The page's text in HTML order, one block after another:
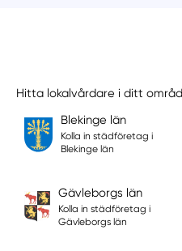
Hitta lokalvårdare i ditt
Blekinge län
Kolla in städföretag i
Blekinge län
Gävleborgs län
Kolla in städföretag i
Gävleborgs län